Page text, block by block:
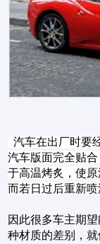
汽车在出厂时要
汽车版面完全贴
于高温烤炙，使
而若日过后重新
因此很多车主期
种材质的差别，就